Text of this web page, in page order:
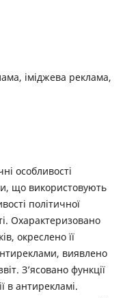
іміджева реклама,
особливості
що використовують
політичної
Охарактеризовано
окреслено її
виявлено
З’ясовано функції
в антирекламі.